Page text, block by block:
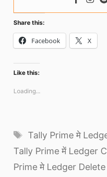
Share this:
Facebook X
Like this:
Loading...
Tags
Tally Prime मे
Tally Prime में Ledger
Prime मे Ledger